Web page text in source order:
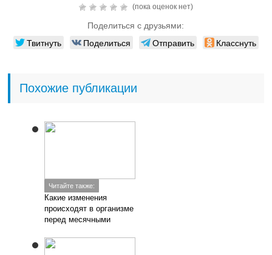
(пока оценок нет)
Поделиться с друзьями:
Твитнуть Поделиться Отправить Класснуть
Похожие публикации
Читайте также:
Какие изменения
происходят в организме
перед месячными